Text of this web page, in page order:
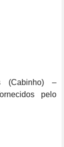
(Cabinho) –
pelo